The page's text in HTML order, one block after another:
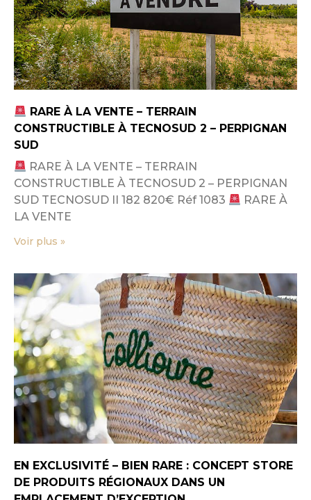
RARE À LA VENTE – TERRAIN
CONSTRUCTIBLE À TECNOSUD 2 – PERPIGNAN
SUD
RARE À LA VENTE – TERRAIN
CONSTRUCTIBLE À TECNOSUD 2 – PERPIGNAN
SUD TECNOSUD II 182 820€ Réf 1083
RARE À
LA VENTE
Voir plus »
EN EXCLUSIVITÉ – BIEN RARE : CONCEPT STORE
DE PRODUITS RÉGIONAUX DANS UN